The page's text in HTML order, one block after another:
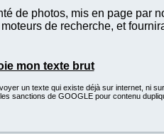
de photos, mis en page par
de recherche, et
mon texte brut
un texte qui existe déjà sur internet, ni
sanctions de GOOGLE pour contenu